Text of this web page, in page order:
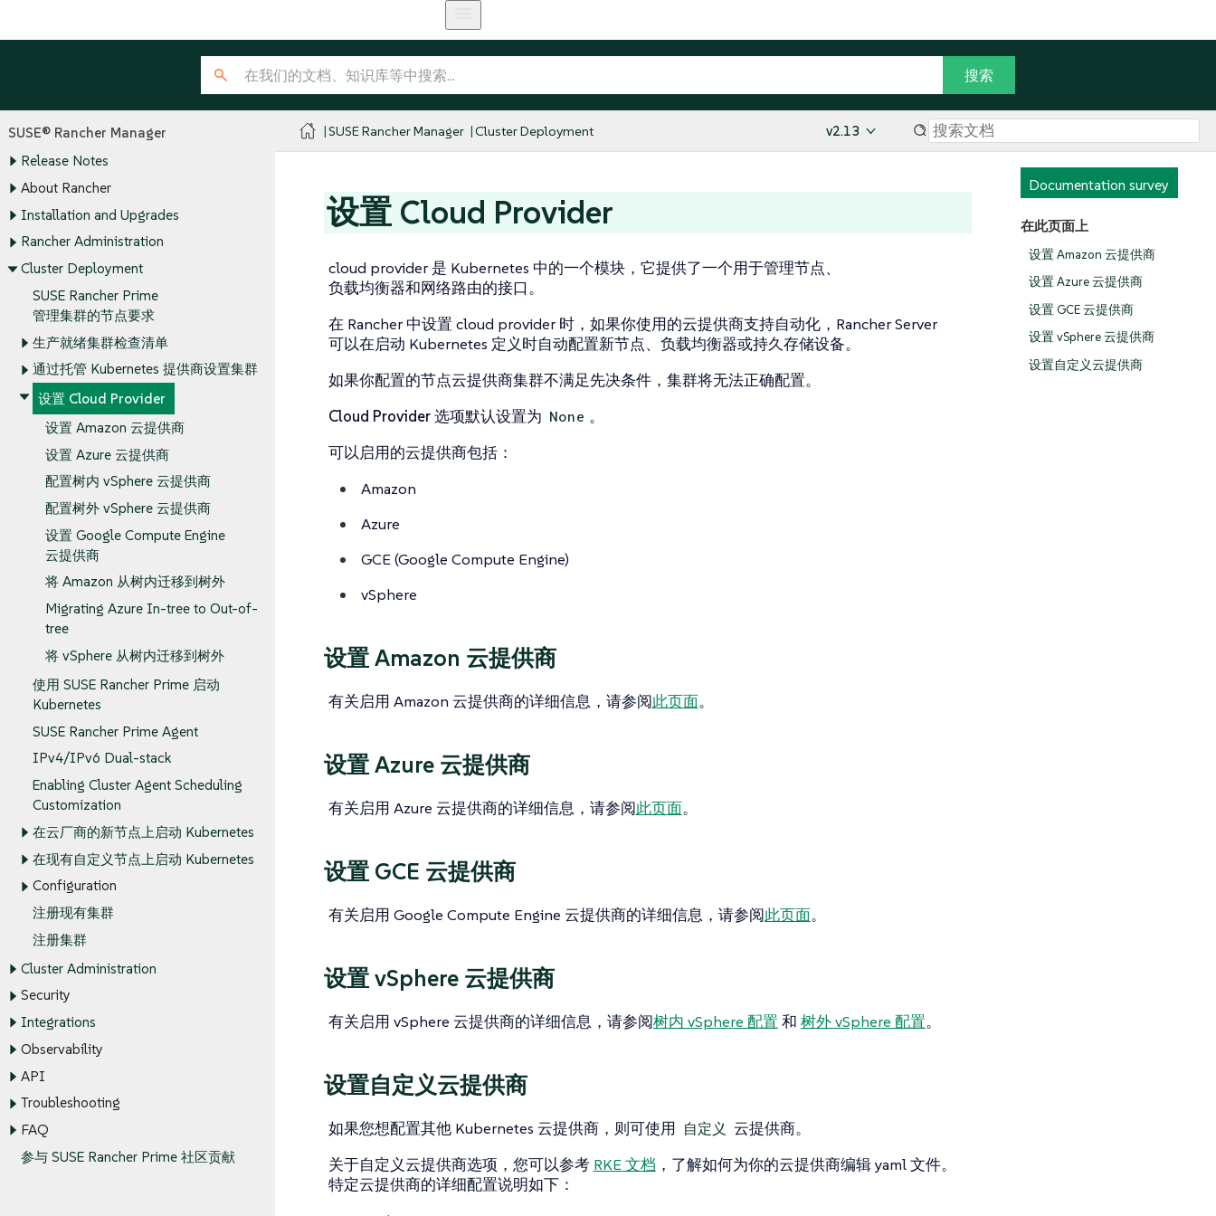
SUSE® Rancher Manager
Release Notes
About Rancher
Installation and Upgrades
Rancher Administration
Cluster Deployment
SUSE Rancher Prime
管理集群的节点要求
生产就绪集群检查清单
通过托管 Kubernetes 提供商设置集群
设置 Cloud Provider
设置 Amazon 云提供商
设置 Azure 云提供商
配置树内 vSphere 云提供商
配置树外 vSphere 云提供商
设置 Google Compute Engine
云提供商
将 Amazon 从树内迁移到树外
Migrating Azure In-tree to Out-of-
tree
将 vSphere 从树内迁移到树外
使用 SUSE Rancher Prime 启动
Kubernetes
SUSE Rancher Prime Agent
IPv4/IPv6 Dual-stack
Enabling Cluster Agent Scheduling
Customization
在云厂商的新节点上启动 Kubernetes
在现有自定义节点上启动 Kubernetes
Configuration
注册现有集群
注册集群
Cluster Administration
Security
Integrations
Observability
API
Troubleshooting
FAQ
参与 SUSE Rancher Prime 社区贡献
SUSE Rancher Manager Cluster Deployment v2.13
Documentation survey
在此页面上
设置 Amazon 云提供商
设置 Azure 云提供商
设置 GCE 云提供商
设置 vSphere 云提供商
设置自定义云提供商
设置 Cloud Provider
cloud provider是 Kubernetes 中的一个模块，它提供了一个用于管理节点、
负载均衡器和网络路由的接口。
在 Rancher 中设置 cloud provider 时，如果你使用的云提供商支持自动化，Rancher Server
可以在启动 Kubernetes 定义时自动配置新节点、负载均衡器或持久存储设备。
如果你配置的节点云提供商集群不满足先决条件，集群将无法正确配置。
Cloud Provider选项默认设置为 None 。
可以启用的云提供商包括：
Amazon
Azure
GCE (Google Compute Engine)
vSphere
设置 Amazon 云提供商
有关启用 Amazon 云提供商的详细信息，请参阅此页面。
设置 Azure 云提供商
有关启用 Azure 云提供商的详细信息，请参阅此页面。
设置 GCE 云提供商
有关启用 Google Compute Engine 云提供商的详细信息，请参阅此页面。
设置 vSphere 云提供商
有关启用 vSphere 云提供商的详细信息，请参阅树内 vSphere 配置 和 树外 vSphere 配置。
设置自定义云提供商
如果您想配置其他 Kubernetes 云提供商，则可使用 自定义 云提供商。
关于自定义云提供商选项，您可以参考 RKE 文档 ，了解如何为你的云提供商编辑 yaml 文件。
特定云提供商的详细配置说明如下：